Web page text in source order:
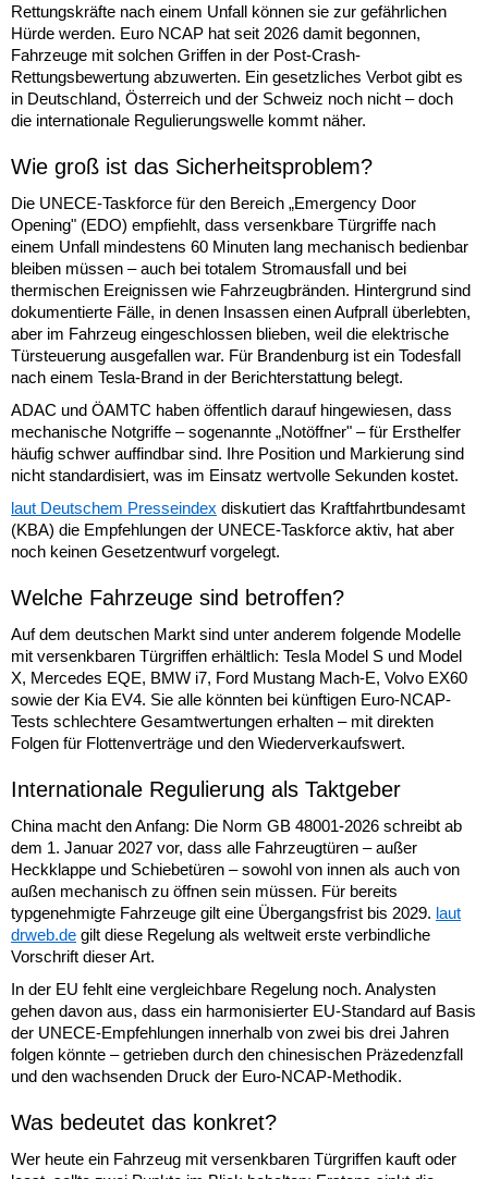
Rettungskräfte nach einem Unfall können sie zur gefährlichen
Hürde werden. Euro NCAP hat seit 2026 damit begonnen,
Fahrzeuge mit solchen Griffen in der Post-Crash-
Rettungsbewertung abzuwerten. Ein gesetzliches Verbot gibt es
in Deutschland, Österreich und der Schweiz noch nicht – doch
die internationale Regulierungswelle kommt näher.
Wie groß ist das Sicherheitsproblem?
Die UNECE-Taskforce für den Bereich „Emergency Door
Opening" (EDO) empfiehlt, dass versenkbare Türgriffe nach
einem Unfall mindestens 60 Minuten lang mechanisch bedienbar
bleiben müssen – auch bei totalem Stromausfall und bei
thermischen Ereignissen wie Fahrzeugbränden. Hintergrund sind
dokumentierte Fälle, in denen Insassen einen Aufprall überlebten,
aber im Fahrzeug eingeschlossen blieben, weil die elektrische
Türsteuerung ausgefallen war. Für Brandenburg ist ein Todesfall
nach einem Tesla-Brand in der Berichterstattung belegt.
ADAC und ÖAMTC haben öffentlich darauf hingewiesen, dass
mechanische Notgriffe – sogenannte „Notöffner" – für Ersthelfer
häufig schwer auffindbar sind. Ihre Position und Markierung sind
nicht standardisiert, was im Einsatz wertvolle Sekunden kostet.
laut Deutschem Presseindex diskutiert das Kraftfahrtbundesamt
(KBA) die Empfehlungen der UNECE-Taskforce aktiv, hat aber
noch keinen Gesetzentwurf vorgelegt.
Welche Fahrzeuge sind betroffen?
Auf dem deutschen Markt sind unter anderem folgende Modelle
mit versenkbaren Türgriffen erhältlich: Tesla Model S und Model
X, Mercedes EQE, BMW i7, Ford Mustang Mach-E, Volvo EX60
sowie der Kia EV4. Sie alle könnten bei künftigen Euro-NCAP-
Tests schlechtere Gesamtwertungen erhalten – mit direkten
Folgen für Flottenverträge und den Wiederverkaufswert.
Internationale Regulierung als Taktgeber
China macht den Anfang: Die Norm GB 48001-2026 schreibt ab
dem 1. Januar 2027 vor, dass alle Fahrzeugtüren – außer
Heckklappe und Schiebetüren – sowohl von innen als auch von
außen mechanisch zu öffnen sein müssen. Für bereits
typgenehmigte Fahrzeuge gilt eine Übergangsfrist bis 2029. laut
drweb.de gilt diese Regelung als weltweit erste verbindliche
Vorschrift dieser Art.
In der EU fehlt eine vergleichbare Regelung noch. Analysten
gehen davon aus, dass ein harmonisierter EU-Standard auf Basis
der UNECE-Empfehlungen innerhalb von zwei bis drei Jahren
folgen könnte – getrieben durch den chinesischen Präzedenzfall
und den wachsenden Druck der Euro-NCAP-Methodik.
Was bedeutet das konkret?
Wer heute ein Fahrzeug mit versenkbaren Türgriffen kauft oder